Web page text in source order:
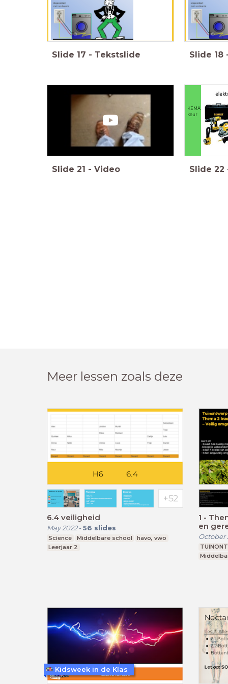
Slide 17 - Tekstslide Slide 18
Slide 21 - Video
KEMA
keur
Slide 22
Meer lessen zoals deze
6.4 veiligheid
May 2022- 56 slides
Science Middelbare school
havo, vwo
Leerjaar 2
1 -
en
October
Kidsweek in de Klas